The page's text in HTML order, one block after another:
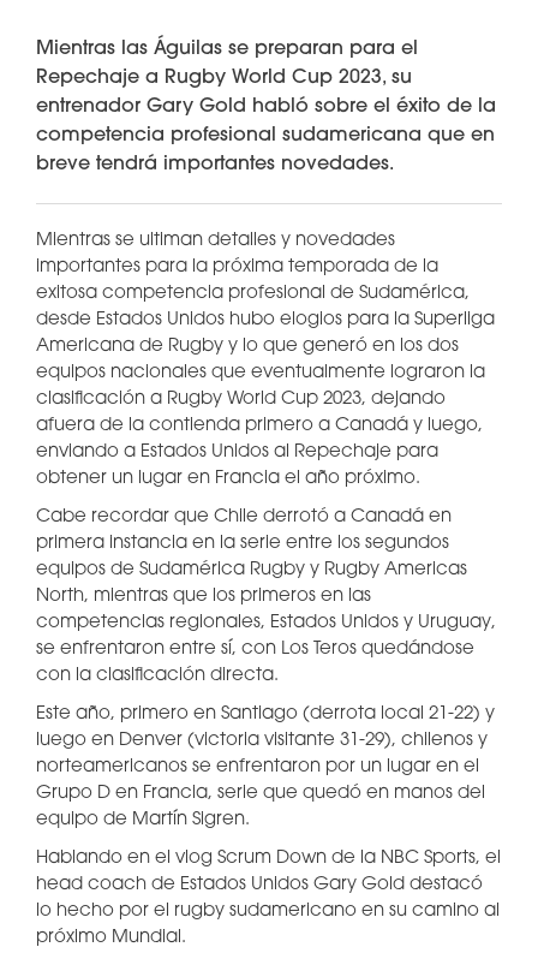
Mientras las Águilas se preparan para el
Repechaje a Rugby World Cup 2023, su
entrenador Gary Gold habló sobre el éxito de la
competencia profesional sudamericana que en
breve tendrá importantes novedades.
Mientras se ultiman detalles y novedades
importantes para la próxima temporada de la
exitosa competencia profesional de Sudamérica,
desde Estados Unidos hubo elogios para la Superliga
Americana de Rugby y lo que generó en los dos
equipos nacionales que eventualmente lograron la
clasificación a Rugby World Cup 2023, dejando
afuera de la contienda primero a Canadá y luego,
enviando a Estados Unidos al Repechaje para
obtener un lugar en Francia el año próximo.
Cabe recordar que Chile derrotó a Canadá en
primera instancia en la serie entre los segundos
equipos de Sudamérica Rugby y Rugby Americas
North, mientras que los primeros en las
competencias regionales, Estados Unidos y Uruguay,
se enfrentaron entre sí, con Los Teros quedándose
con la clasificación directa.
Este año, primero en Santiago (derrota local 21-22) y
luego en Denver (victoria visitante 31-29), chilenos y
norteamericanos se enfrentaron por un lugar en el
Grupo D en Francia, serie que quedó en manos del
equipo de Martín Sigren.
Hablando en el vlog Scrum Down de la NBC Sports, el
head coach de Estados Unidos Gary Gold destacó
lo hecho por el rugby sudamericano en su camino al
próximo Mundial.